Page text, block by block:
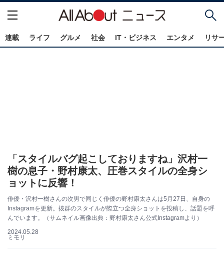
連載 ライフ グルメ 社会 IT・ビジネス エンタメ リサ
「スタイルバグ起こしておりますね」沢村一
樹の息子・野村康太、圧巻スタイルの全身シ
ョットに反響！
俳優・沢村一樹さんの次男で同じく俳優の野村康太さんは5月27日、自身の
Instagramを更新。抜群のスタイルが際立つ全身ショットを投稿し、話題を呼
んでいます。（サムネイル画像出典：野村康太さん公式Instagramより）
2024.05.28
ミモリ